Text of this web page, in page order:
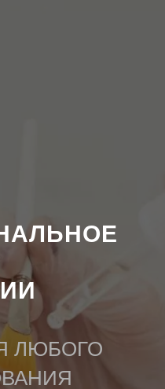
ЛЮБОГО